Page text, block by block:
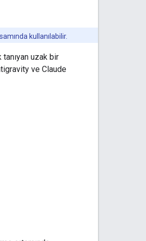
kullanılabilir.
uzak bir
ve Claude